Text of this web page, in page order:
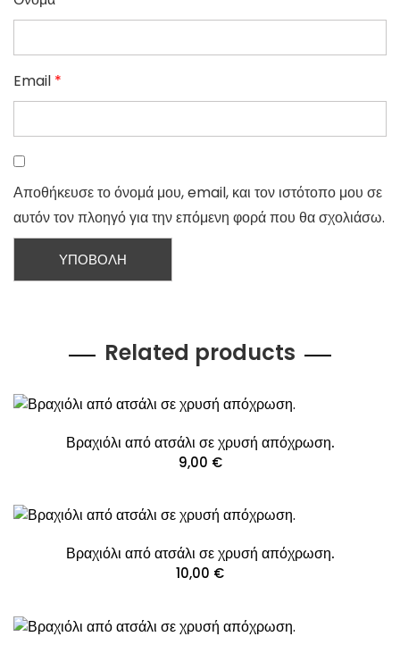
Email *
Αποθήκευσε το όνομά μου, email, και τον ιστότοπο μου σε
αυτόν τον πλοηγό για την επόμενη φορά που θα σχολιάσω.
Related products
Βραχιόλι από ατσάλι σε χρυσή απόχρωση.
9,00 €
Βραχιόλι από ατσάλι σε χρυσή απόχρωση.
10,00 €